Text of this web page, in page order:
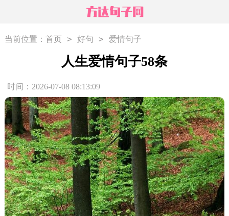
当前位置： 首页 > 好句 > 爱情句子
人生爱情句子58条
时间：2026-07-08 08:13:09